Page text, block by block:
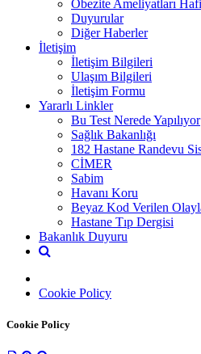
Obezite Ameliyatları
Duyurular
Diğer Haberler
İletişim
İletişim Bilgileri
Ulaşım Bilgileri
İletişim Formu
Yararlı Linkler
Bu Test Nerede Yapılıyor
Sağlık Bakanlığı
182 Hastane Randevu
CİMER
Sabim
Havanı Koru
Beyaz Kod Verilen
Hastane Tıp Dergisi
Bakanlık Duyuru
Cookie Policy
Cookie Policy